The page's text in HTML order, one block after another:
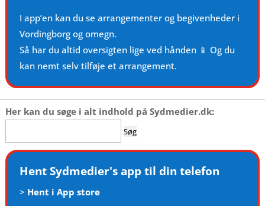
I app’en kan du se arrangementer og begivenheder i
Vordingborg og omegn.
Så har du altid oversigten lige ved hånden 📱 Og du
kan nemt selv tilføje et arrangement.
Her kan du søge i alt indhold på Sydmedier.dk:
efter:
Hent Sydmedier's app til din telefon
> Hent i App store